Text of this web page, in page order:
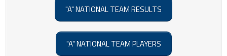
"A" NATIONAL TEAM RESULTS
"A" NATIONAL TEAM PLAYERS